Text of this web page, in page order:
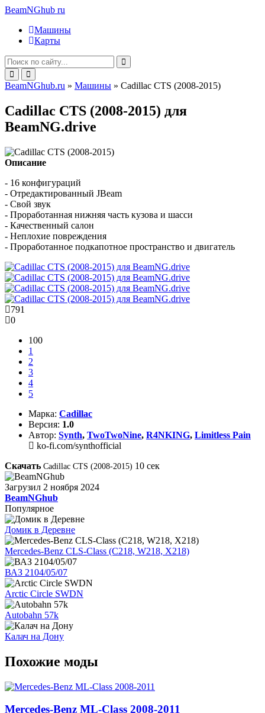
BeamNGhub ru
Машины
Карты
BeamNGhub.ru » Машины » Cadillac CTS (2008-2015)
Cadillac CTS (2008-2015) для
BeamNG.drive
Описание
- 16 конфигураций
- Отредактированный JBeam
- Свой звук
- Проработанная нижняя часть кузова и шасси
- Качественный салон
- Неплохие повреждения
- Проработанное подкапотное пространство и двигатель
791
0
100
1
2
3
4
5
Марка: Cadillac
Версия: 1.0
Автор: Synth, TwoTwoNine, R4NKING, Limitless Pain
ko-fi.com/synthofficial
Скачать Cadillac CTS (2008-2015) 10 сек
Загрузил 2 ноября 2024
BeamNGhub
Популярное
Домик в Деревне
Mercedes-Benz CLS-Class (C218, W218, X218)
ВАЗ 2104/05/07
Arctic Circle SWDN
Autobahn 57k
Калач на Дону
Похожие моды
Mercedes-Benz ML-Class 2008-2011